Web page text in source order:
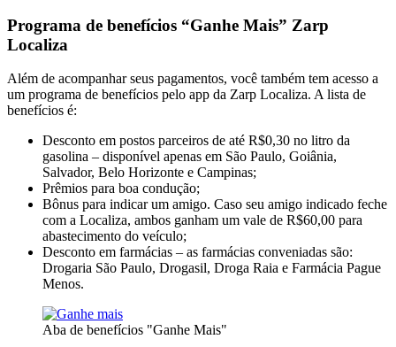
Programa de benefícios “Ganhe Mais” Zarp
Localiza
Além de acompanhar seus pagamentos, você também tem acesso a
um programa de benefícios pelo app da Zarp Localiza. A lista de
benefícios é:
Desconto em postos parceiros de até R$0,30 no litro da
gasolina – disponível apenas em São Paulo, Goiânia,
Salvador, Belo Horizonte e Campinas;
Prêmios para boa condução;
Bônus para indicar um amigo. Caso seu amigo indicado feche
com a Localiza, ambos ganham um vale de R$60,00 para
abastecimento do veículo;
Desconto em farmácias – as farmácias conveniadas são:
Drogaria São Paulo, Drogasil, Droga Raia e Farmácia Pague
Menos.
Aba de benefícios "Ganhe Mais"